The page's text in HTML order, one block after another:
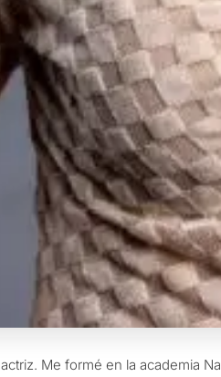
Me formé en la academia